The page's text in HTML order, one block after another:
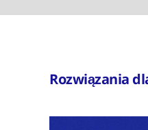
Rozwiązania